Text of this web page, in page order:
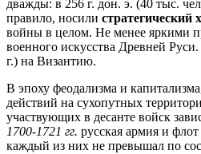
дважды: в 256 г. дон. э. (40 тыс.
правило, носили стратегический
войны в целом. Не менее яркими
военного искусства Древней
г.) на Византию.
В эпоху феодализма и
действий на сухопутных
участвующих в десанте войск
1700-1721 гг. русская армия и
каждый из них не превышал по